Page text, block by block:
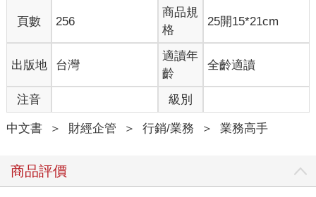
呃……你可不是來這裡買保險的！「噢，我想目前不需要，但還
是謝謝你！」場面再次尷尬，直到對方也開口詢問你的職業。
「我主要是做商業教練／會計師／託管服務供應商（Managed
「嗯，但我已經有滿意的教練／會計師／託管服務供應商了。」
這時，你心想：「你當然已經有了，我當初為何要做這種蠢
事？」然後呢？要試著告訴他你比較厲害嗎？還是想辦法把他從
滿意的合作夥伴那裡搶過來？但你又不想搞得像在強迫別人。於
是你也許會換條路走，不顧一切地問：「那你還有認識其他可能
對方回答：「我現在一時想不到有誰，不過我會幫你留意的！對
了，要不要先給你一張名片，說不定你哪天就對保險感興趣了
頁數 256
商品規
格
25開15*21cm
出版地 台灣
適讀年
齡
全齡適讀
注音 級別
中文書 ＞ 財經企管 ＞ 行銷/業務 ＞ 業務高手
商品評價